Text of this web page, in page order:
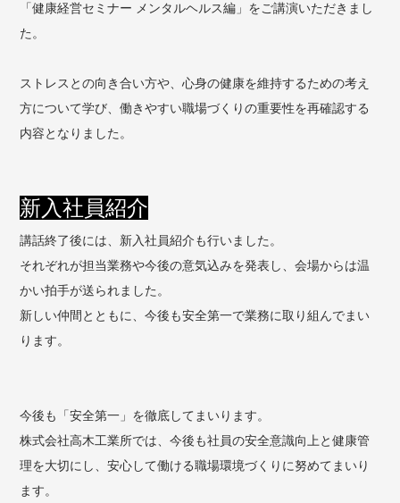
「健康経営セミナー メンタルヘルス編」をご講演いただきまし
た。
ストレスとの向き合い方や、心身の健康を維持するための考え
方について学び、働きやすい職場づくりの重要性を再確認する
内容となりました。
新入社員紹介
講話終了後には、新入社員紹介も行いました。
それぞれが担当業務や今後の意気込みを発表し、会場からは温
かい拍手が送られました。
新しい仲間とともに、今後も安全第一で業務に取り組んでまい
ります。
今後も「安全第一」を徹底してまいります。
株式会社高木工業所では、今後も社員の安全意識向上と健康管
理を大切にし、安心して働ける職場環境づくりに努めてまいり
ます。